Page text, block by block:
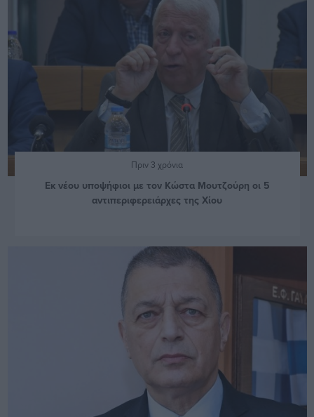
Πριν 3 χρόνια
Εκ νέου υποψήφιοι με τον Κώστα Μουτζούρη οι 5
αντιπεριφερειάρχες της Χίου